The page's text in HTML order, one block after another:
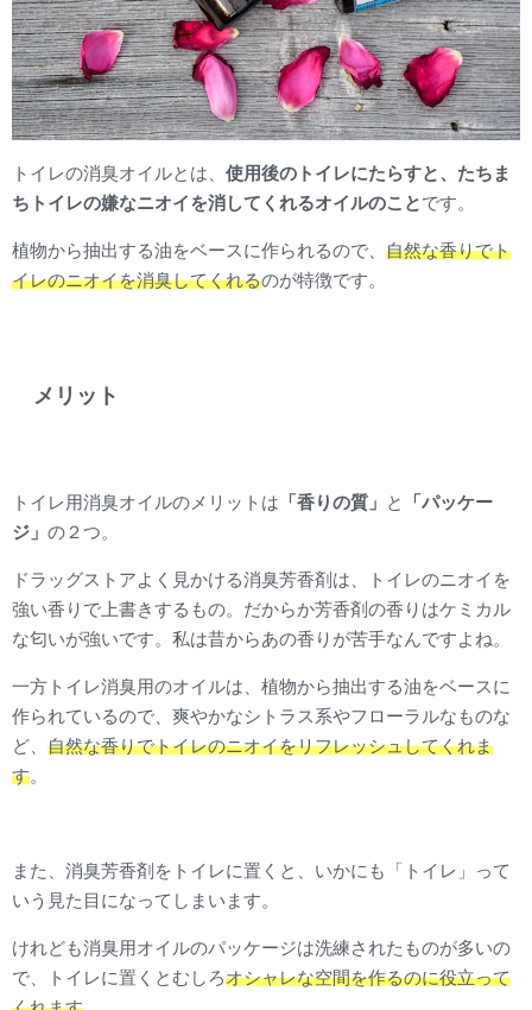
トイレの消臭オイルとは、 使用後のトイレにたらすと、たちま
ちトイレの嫌なニオイを消してくれるオイルのこと です。
植物から抽出する油をベースに作られるので、 自然な香りでト
イレのニオイを消臭してくれるのが特徴です。
メリット
トイレ用消臭オイルのメリットは 「香りの質」 と
「パッケー
ジ」 の２つ。
ドラッグストアよく見かける消臭芳香剤は、トイレのニオイを
強い香りで上書きするもの。だからか芳香剤の香りはケミカル
な匂いが強いです。私は昔からあの香りが苦手なんですよね。
一方トイレ消臭用のオイルは、植物から抽出する油をベースに
作られているので、爽やかなシトラス系やフローラルなものな
ど、 自然な香りでトイレのニオイをリフレッシュしてくれま
す。
また、消臭芳香剤をトイレに置くと、いかにも「トイレ」って
いう見た目になってしまいます。
けれども消臭用オイルのパッケージは洗練されたものが多いの
で、トイレに置くとむしろオシャレな空間を作るのに役立って